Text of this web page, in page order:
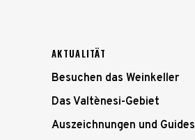
AKTUALITÄT
Besuchen das Weinkeller
Das Valtènesi-Gebiet
Auszeichnungen und Guides